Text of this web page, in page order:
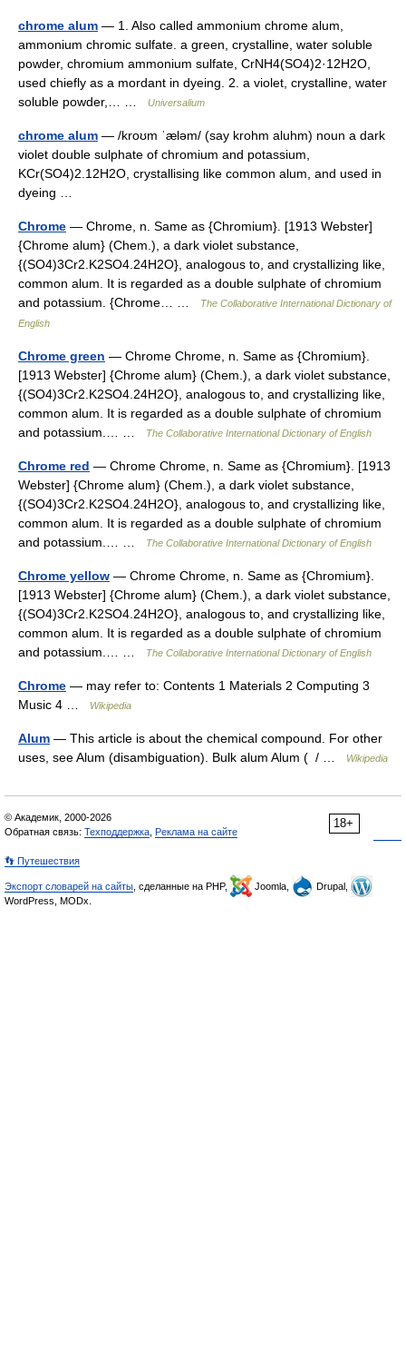
chrome alum — 1. Also called ammonium chrome alum,
ammonium chromic sulfate. a green, crystalline, water soluble
powder, chromium ammonium sulfate, CrNH4(SO4)2·12H2O,
used chiefly as a mordant in dyeing. 2. a violet, crystalline, water
soluble powder,… …
Universalium
chrome alum — /kroʊm ˈæləm/ (say krohm aluhm) noun a dark
violet double sulphate of chromium and potassium,
KCr(SO4)2.12H2O, crystallising like common alum, and used in
dyeing …
Chrome — Chrome, n. Same as {Chromium}. [1913 Webster]
{Chrome alum} (Chem.), a dark violet substance,
{(SO4)3Cr2.K2SO4.24H2O}, analogous to, and crystallizing like,
common alum. It is regarded as a double sulphate of chromium
and potassium. {Chrome… …
The Collaborative International Dictionary of
English
Chrome green — Chrome Chrome, n. Same as {Chromium}.
[1913 Webster] {Chrome alum} (Chem.), a dark violet substance,
{(SO4)3Cr2.K2SO4.24H2O}, analogous to, and crystallizing like,
common alum. It is regarded as a double sulphate of chromium
and potassium.… …
The Collaborative International Dictionary of English
Chrome red — Chrome Chrome, n. Same as {Chromium}. [1913
Webster] {Chrome alum} (Chem.), a dark violet substance,
{(SO4)3Cr2.K2SO4.24H2O}, analogous to, and crystallizing like,
common alum. It is regarded as a double sulphate of chromium
and potassium.… …
The Collaborative International Dictionary of English
Chrome yellow — Chrome Chrome, n. Same as {Chromium}.
[1913 Webster] {Chrome alum} (Chem.), a dark violet substance,
{(SO4)3Cr2.K2SO4.24H2O}, analogous to, and crystallizing like,
common alum. It is regarded as a double sulphate of chromium
and potassium.… …
The Collaborative International Dictionary of English
Chrome — may refer to: Contents 1 Materials 2 Computing 3
Music 4 …
Wikipedia
Alum — This article is about the chemical compound. For other
uses, see Alum (disambiguation). Bulk alum Alum ( / …
Wikipedia
18+
© Академик, 2000-2026
Обратная связь: Техподдержка Реклама на сайте
👣 Путешествия
Экспорт словарей на сайты , сделанные на PHP, Joomla,
Drupal,
WordPress, MODx.